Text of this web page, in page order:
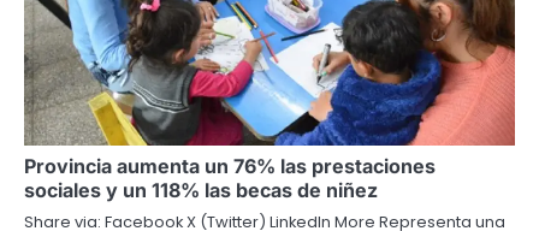
Provincia aumenta un 76% las prestaciones
sociales y un 118% las becas de niñez
Share via: Facebook X (Twitter) LinkedIn More Representa una